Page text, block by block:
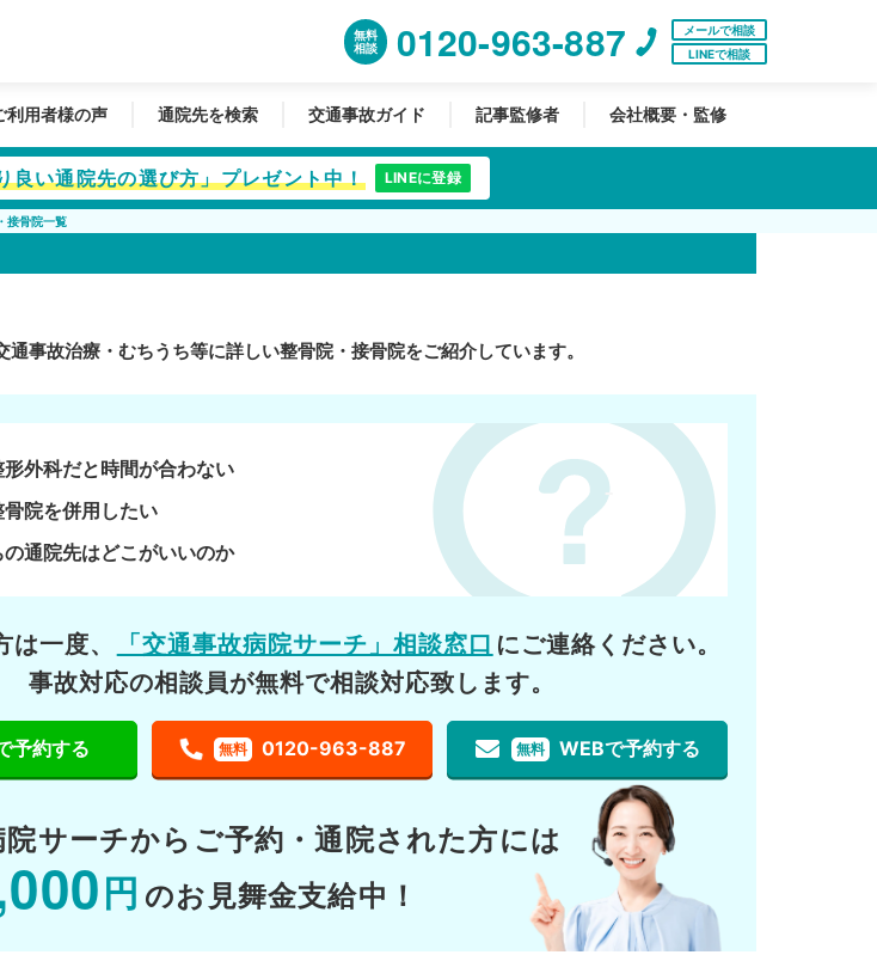
無料
相談
0120-963-887
メールで相談
LINEで相談
利用者様の声 通院先を検索 交通事故ガイド 記事監修者 会社概要・監修
良い通院先の選び方」プレゼント中！ LINEに登録
接骨院一覧
通事故治療・むちうち等に詳しい整骨院・接骨院をご紹介しています。
外科だと時間が合わない
院を併用したい
通院先はどこがいいのか
一度、 「交通事故病院サーチ」相談窓口 にご連絡ください。
事故対応の相談員が無料で相談対応致します。
予約する 無料 0120-963-887 無料 WEBで予約する
サーチから ご予約・通院された方には
円 のお見舞金支給中！